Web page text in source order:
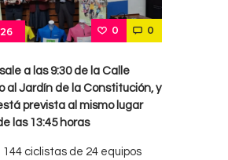
0 0
a las 9:30 de la Calle
al Jardín de la Constitución, y
prevista al mismo lugar
las 13:45 horas
ciclistas de 24 equipos